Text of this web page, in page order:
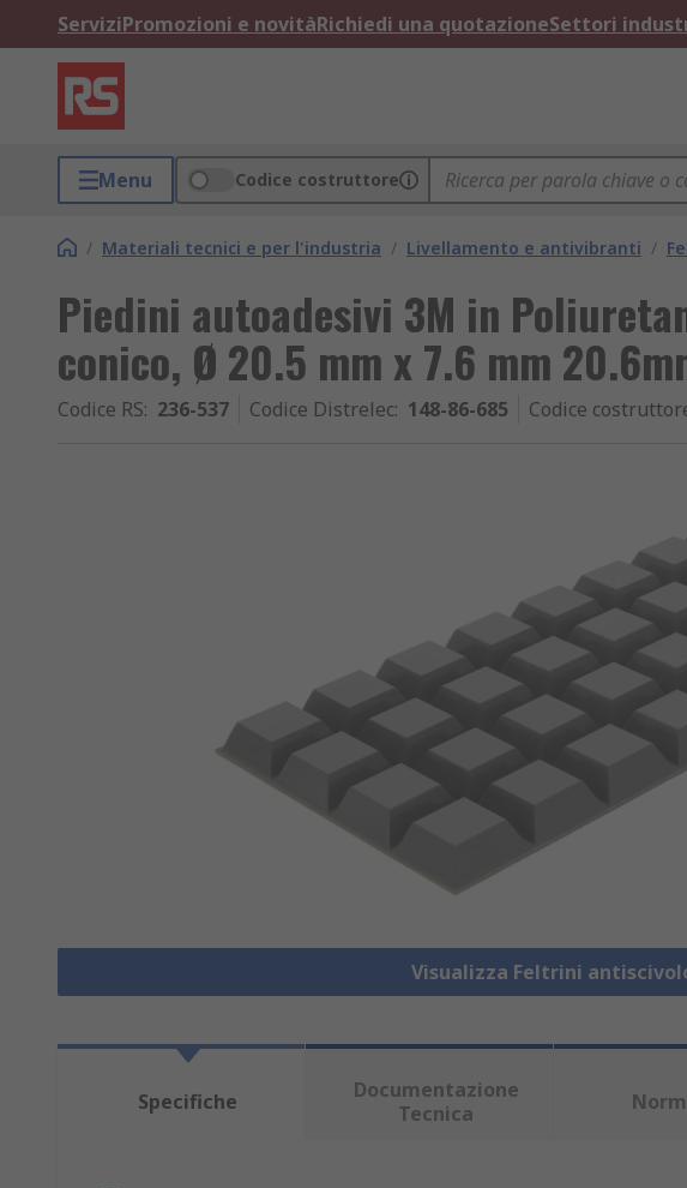
ServiziPromozioni e novitàRichiedi una quotazioneSettori
Menu Codice costruttore
/ Materiali tecnici e per l'industria / Livellamento e antivibranti /
Piedini autoadesivi 3M in
conico, Ø 20.5 mm x 7.6 mm
Codice RS: 236-537 Codice Distrelec: 148-86-685 Codice
Visualizza Feltrini
Specifiche
Documentazione
Tecnica